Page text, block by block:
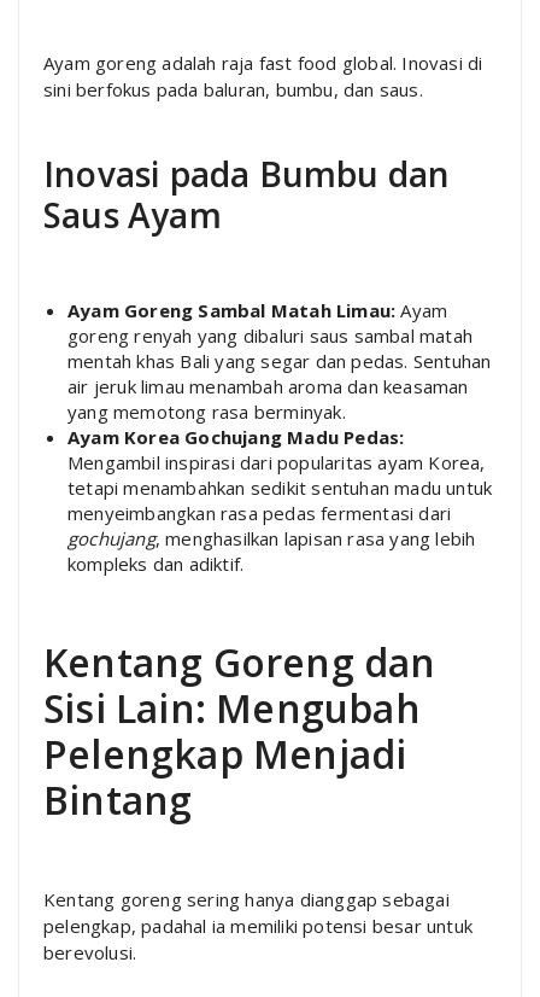
Ayam goreng adalah raja fast food global. Inovasi di
sini berfokus pada baluran, bumbu, dan saus.
Inovasi pada Bumbu dan
Saus Ayam
Ayam Goreng Sambal Matah Limau: Ayam
goreng renyah yang dibaluri saus sambal matah
mentah khas Bali yang segar dan pedas. Sentuhan
air jeruk limau menambah aroma dan keasaman
yang memotong rasa berminyak.
Ayam Korea Gochujang Madu Pedas:
Mengambil inspirasi dari popularitas ayam Korea,
tetapi menambahkan sedikit sentuhan madu untuk
menyeimbangkan rasa pedas fermentasi dari
gochujang, menghasilkan lapisan rasa yang lebih
kompleks dan adiktif.
Kentang Goreng dan
Sisi Lain: Mengubah
Pelengkap Menjadi
Bintang
Kentang goreng sering hanya dianggap sebagai
pelengkap, padahal ia memiliki potensi besar untuk
berevolusi.